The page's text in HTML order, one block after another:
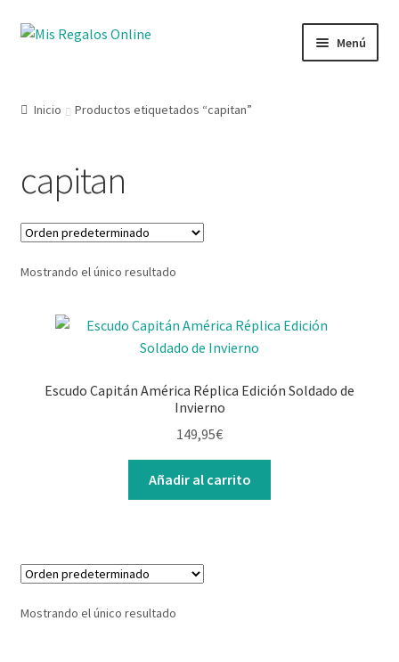
Menú
Secciones
Ofertas
Novedades
Lista de deseos
Inicio Productos etiquetados “capitan”
capitan
Mostrando el único resultado
Escudo Capitán América Réplica Edición Soldado de
Invierno
149,95€
Añadir al carrito
Mostrando el único resultado